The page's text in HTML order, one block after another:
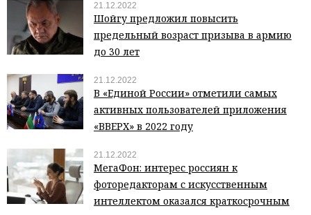
21.12.2022
Шойгу предложил повысить
предельный возраст призыва в армию
до 30 лет
21.12.2022
В «Единой России» отметили самых
активных пользователей приложения
«ВВЕРХ» в 2022 году
21.12.2022
МегаФон: интерес россиян к
фоторедакторам с искусственным
интеллектом оказался краткосрочным